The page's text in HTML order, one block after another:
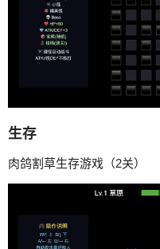
生存
肉鸽割草生存游戏（2关）